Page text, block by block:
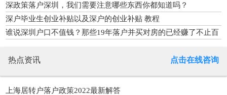
深政策落户深圳，我们需要注意哪些东西你都知道吗？
深户毕业生创业补贴以及深户的创业补贴 教程
谁说深圳户口不值钱？那些19年落户并买对房的已经赚了不止百
热点资讯 点击在线咨询
上海居转户落户政策2022最新解答